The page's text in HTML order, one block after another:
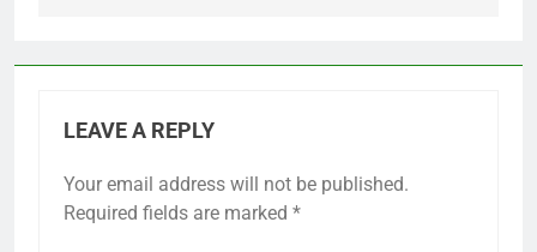
LEAVE A REPLY
Your email address will not be published.
Required fields are marked *